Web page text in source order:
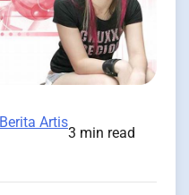
Berita Artis
3 min read